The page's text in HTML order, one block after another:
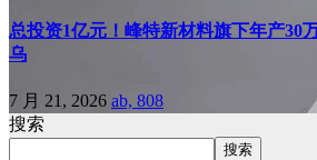
总投资1亿元！峰特新材料旗下年产30
乌
7 月 21, 2026 ab, 808
搜索
搜索